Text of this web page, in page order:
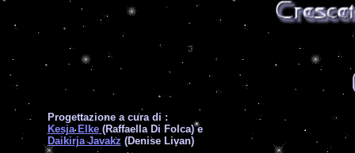
Progettazione a cura di :
Kesja Elke (Raffaella Di Folca) e
Daikirja Javakz (Denise Livan)